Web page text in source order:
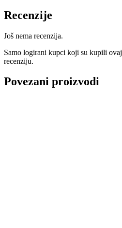
Recenzije
Još nema recenzija.
Samo logirani kupci koji su kupili
recenziju.
Povezani proizvodi